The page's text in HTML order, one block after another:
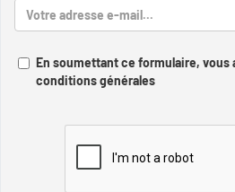
En soumettant ce formulaire, vous
conditions générales